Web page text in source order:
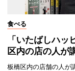
食べる
「いたばしハ
区内の店の人が
板橋区内の店舗の人が